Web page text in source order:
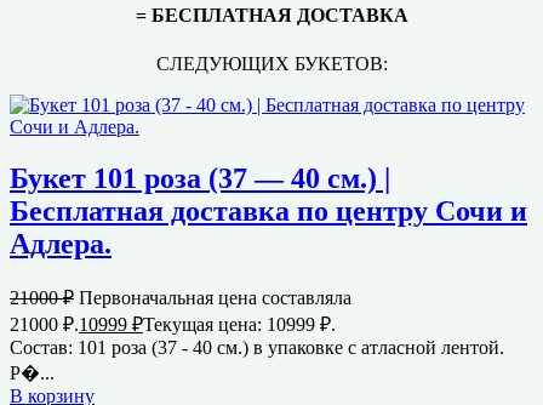
= БЕСПЛАТНАЯ ДОСТАВКА
СЛЕДУЮЩИХ БУКЕТОВ:
Букет 101 роза (37 — 40 см.) |
Бесплатная доставка по центру Сочи и
Адлера.
21000₽ Первоначальная цена составляла
21000 ₽.10999 ₽Текущая цена: 10999 ₽.
Состав: 101 роза (37 - 40 см.) в упаковке с атласной лентой.
Р�...
В корзину